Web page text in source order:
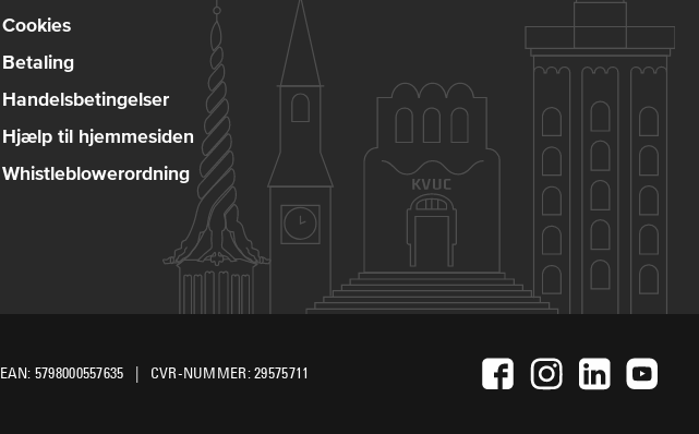
Cookies
Betaling
Handelsbetingelser
Hjælp til hjemmesiden
Whistleblowerordning
EAN: 5798000557635 CVR-NUMMER: 29575711